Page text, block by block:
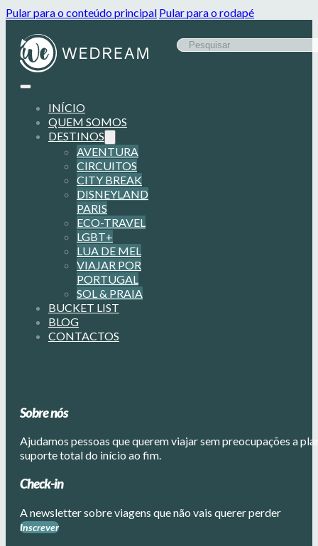
Pular para o conteúdo principal Pular para o rodapé
INÍCIO
QUEM SOMOS
DESTINOS
AVENTURA
CIRCUITOS
CITY BREAK
DISNEYLAND
PARIS
ECO-TRAVEL
LGBT+
LUA DE MEL
VIAJAR POR
PORTUGAL
SOL & PRAIA
BUCKET LIST
BLOG
CONTACTOS
Sobre nós
Ajudamos pessoas que querem viajar sem preocupações a
suporte total do início ao fim.
Check-in
A newsletter sobre viagens que não vais querer perder
Inscrever